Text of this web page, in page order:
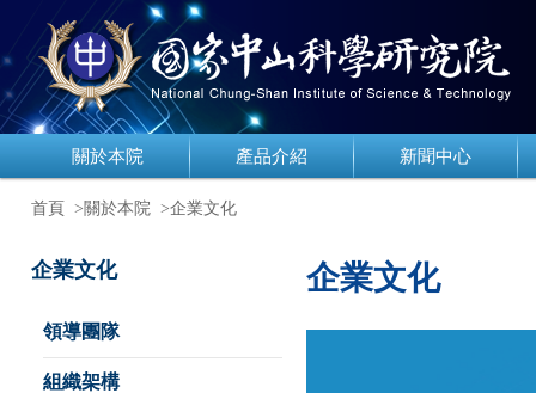
關於本院 產品介紹 新聞中心
首頁 >關於本院 >企業文化
企業文化
領導團隊
組織架構
企業文化